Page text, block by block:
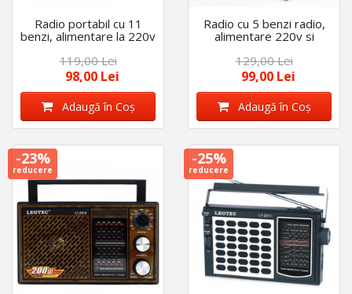
Radio portabil cu 11
benzi, alimentare la 220v
119,00 Lei
98,00 Lei
Adaugă în Coş
Radio cu 5 benzi radio,
alimentare 220v si
129,00 Lei
99,00 Lei
Adaugă în Coş
-23%
reducere
-25%
reducere